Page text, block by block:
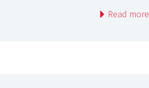
Read more